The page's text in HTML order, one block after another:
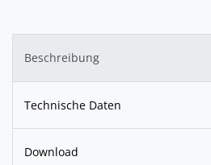
Beschreibung
Technische Daten
Download